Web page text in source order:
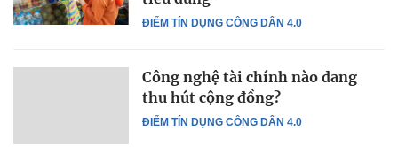
ĐIỂM TÍN DỤNG CÔNG DÂN 4.0
ĐIỂM TÍN DỤNG CÔNG DÂN 4.0
Công nghệ tài chính nào đang
thu hút cộng đồng?